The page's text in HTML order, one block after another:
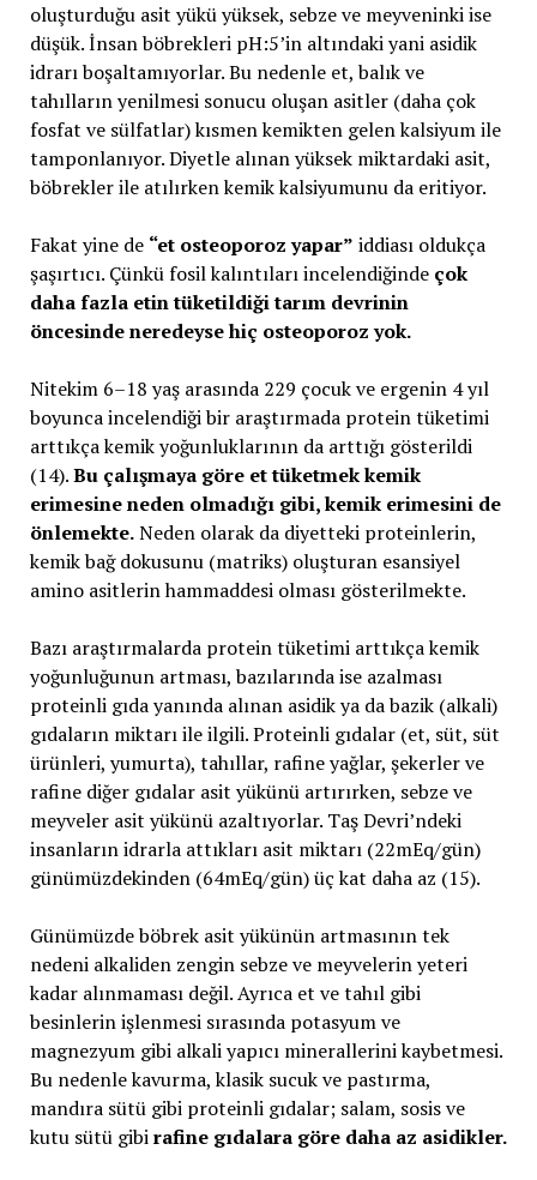
oluşturduğu asit yükü yüksek, sebze ve meyveninki ise
düşük. İnsan böbrekleri pH:5’in altındaki yani asidik
idrarı boşaltamıyorlar. Bu nedenle et, balık ve
tahılların yenilmesi sonucu oluşan asitler (daha çok
fosfat ve sülfatlar) kısmen kemikten gelen kalsiyum ile
tamponlanıyor. Diyetle alınan yüksek miktardaki asit,
böbrekler ile atılırken kemik kalsiyumunu da eritiyor.
Fakat yine de “et osteoporoz yapar” iddiası oldukça
şaşırtıcı. Çünkü fosil kalıntıları incelendiğinde çok
daha fazla etin tüketildiği tarım devrinin
öncesinde neredeyse hiç osteoporoz yok.
Nitekim 6–18 yaş arasında 229 çocuk ve ergenin 4 yıl
boyunca incelendiği bir araştırmada protein tüketimi
arttıkça kemik yoğunluklarının da arttığı gösterildi
(14).Bu çalışmaya göre et tüketmek kemik
erimesine neden olmadığı gibi, kemik erimesini de
önlemekte.Neden olarak da diyetteki proteinlerin,
kemik bağ dokusunu (matriks) oluşturan esansiyel
amino asitlerin hammaddesi olması gösterilmekte.
Bazı araştırmalarda protein tüketimi arttıkça kemik
yoğunluğunun artması, bazılarında ise azalması
proteinli gıda yanında alınan asidik ya da bazik (alkali)
gıdaların miktarı ile ilgili. Proteinli gıdalar (et, süt, süt
ürünleri, yumurta), tahıllar, rafine yağlar, şekerler ve
rafine diğer gıdalar asit yükünü artırırken, sebze ve
meyveler asit yükünü azaltıyorlar. Taş Devri’ndeki
insanların idrarla attıkları asit miktarı (22mEq/gün)
günümüzdekinden (64mEq/gün) üç kat daha az (15).
Günümüzde böbrek asit yükünün artmasının tek
nedeni alkaliden zengin sebze ve meyvelerin yeteri
kadar alınmaması değil. Ayrıca et ve tahıl gibi
besinlerin işlenmesi sırasında potasyum ve
magnezyum gibi alkali yapıcı minerallerini kaybetmesi.
Bu nedenle kavurma, klasik sucuk ve pastırma,
mandıra sütü gibi proteinli gıdalar; salam, sosis ve
kutu sütü gibirafine gıdalara göre daha az asidikler.